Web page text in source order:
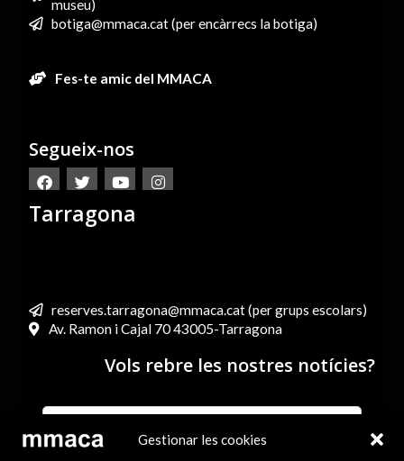
Gestionar les cookies
museu)
botiga@mmaca.cat (per encàrrecs la botiga)
Fes-te amic del MMACA
Segueix-nos
Tarragona
reserves.tarragona@mmaca.cat (per grups escolars)
Av. Ramon i Cajal 70 43005-Tarragona
Vols rebre les nostres notícies?